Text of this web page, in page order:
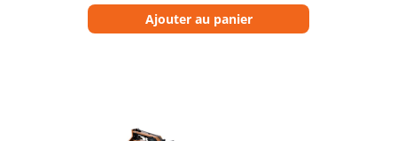
Ajouter au panier